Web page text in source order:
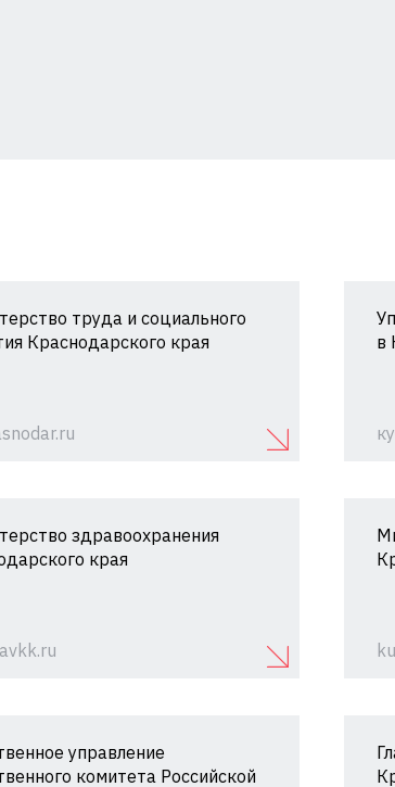
труда и социального
Краснодарского края
в
здравоохранения
края
управление
комитета Российской